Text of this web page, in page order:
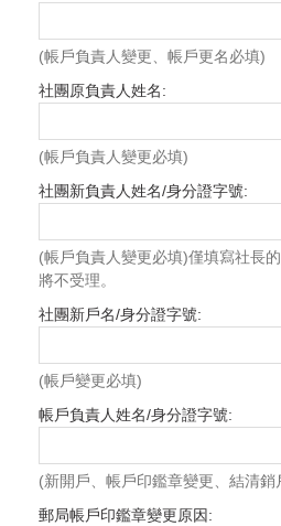
(帳戶負責人變更、帳戶更名必填)
社團原負責人姓名:
(帳戶負責人變更必填)
社團新負責人姓名/身分證字號:
(帳戶負責人變更必填)僅填寫社長
將不受理。
社團新戶名/身分證字號:
(帳戶變更必填)
帳戶負責人姓名/身分證字號:
(新開戶、帳戶印鑑章變更、結清銷
郵局帳戶印鑑章變更原因: